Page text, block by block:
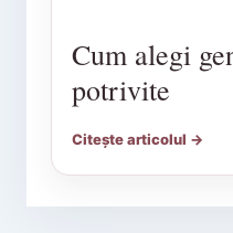
Cum alegi
potrivite
Citește articolul →